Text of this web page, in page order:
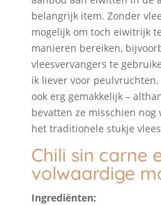
belangrijk item. Zonder
mogelijk om toch eiwitrijk
manieren bereiken,
vleesvervangers te
ik liever voor
ook erg gemakkelijk –
bevatten ze misschien
het traditionele stukje
Chili sin carne
volwaardige
Ingrediënten: